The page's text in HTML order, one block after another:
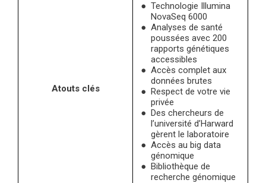
Atouts clés
Technologie Illumina
NovaSeq 6000
Analyses de santé
poussées avec 200
rapports génétiques
accessibles
Accès complet aux
données brutes
Respect de votre vie
privée
Des chercheurs de
l’université d’Harward
gèrent le laboratoire
Accès au big data
génomique
Bibliothèque de
recherche génomique